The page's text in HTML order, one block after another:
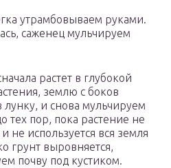
утрамбовываем руками.
саженец мульчируем
растет в глубокой
землю с боков
и снова мульчируем
тех пор, пока растение не
не используется вся земля
грунт выровняется,
почву под кустиком.